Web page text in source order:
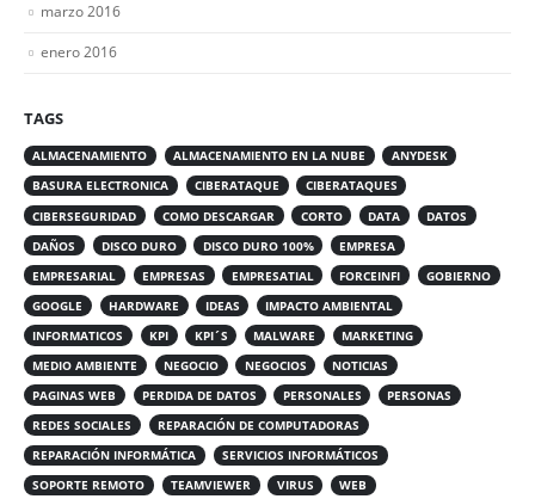
marzo 2016
enero 2016
TAGS
ALMACENAMIENTO ALMACENAMIENTO EN LA NUBE
ANYDESK
BASURA ELECTRONICA
CIBERATAQUE
CIBERATAQUES
CIBERSEGURIDAD
COMO DESCARGAR CORTO DATA
DATOS
DAÑOS
DISCO DURO DISCO DURO 100%
EMPRESA
EMPRESARIAL
EMPRESAS EMPRESATIAL FORCEINFI
GOBIERNO
GOOGLE
HARDWARE IDEAS
IMPACTO AMBIENTAL
INFORMATICOS
KPI KPI´S MALWARE
MARKETING
MEDIO AMBIENTE
NEGOCIO NEGOCIOS
NOTICIAS
PAGINAS WEB
PERDIDA DE DATOS PERSONALES
PERSONAS
REDES SOCIALES
REPARACIÓN DE COMPUTADORAS
REPARACIÓN INFORMÁTICA
SERVICIOS INFORMÁTICOS
SOPORTE REMOTO
TEAMVIEWER VIRUS WEB